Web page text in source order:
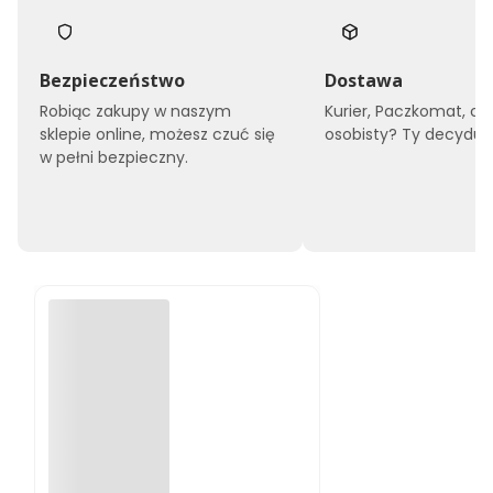
Bezpieczeństwo
Robiąc zakupy w naszym
sklepie online, możesz czuć się
w pełni bezpieczny.
Dostawa
Kurier, Paczkomat,
osobisty? Ty